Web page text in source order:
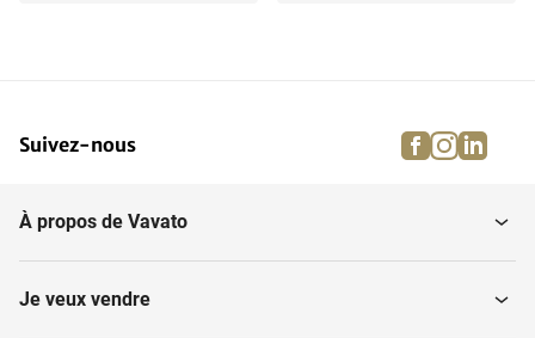
Suivez-nous facebook
À propos de Vavato
Je veux vendre